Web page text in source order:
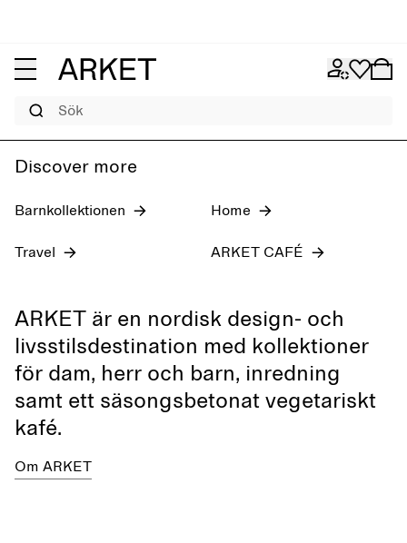
Discover more
Barnkollektionen Home
Travel ARKET CAFÉ
ARKET är en nordisk design- och
livsstilsdestination med kollektioner
för dam, herr och barn, inredning
samt ett säsongsbetonat vegetariskt
kafé.
Om ARKET